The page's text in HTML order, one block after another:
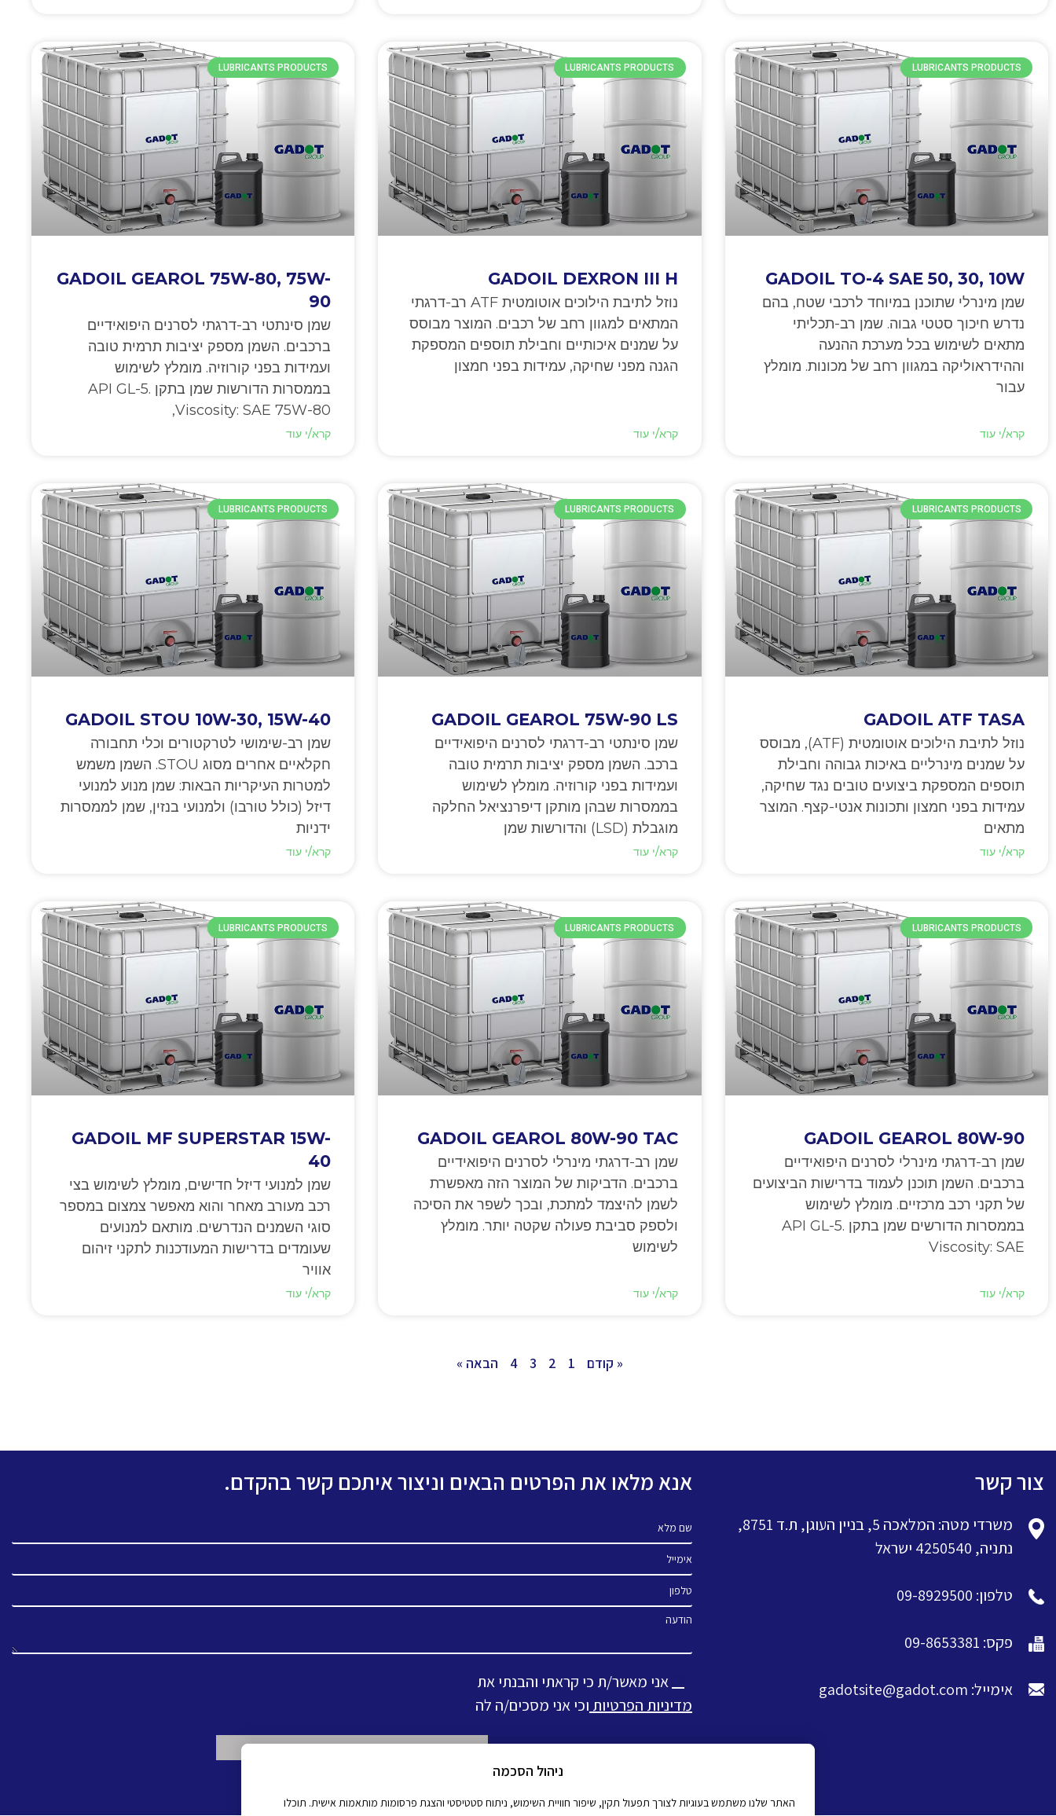
LUBRICANTS PRODUCTS
GADOIL TO-4 SAE 50, 30, 10W
שמן מינרלי שתוכנן במיוחד לרכבי שטח, בהם
נדרש חיכוך סטטי גבוה. שמן רב-תכליתי
מתאים לשימוש בכל מערכת ההנעה
וההידראוליקה במגוון רחב של מכונות. מומלץ
עבור
קרא/י עוד
LUBRICANTS PRODUCTS
GADOIL DEXRON III H
נוזל לתיבת הילוכים אוטומטית ATF רב-דרגתי
המתאים למגוון רחב של רכבים. המוצר מבוסס
על שמנים איכותיים וחבילת תוספים המספקת
הגנה מפני שחיקה, עמידות בפני חמצון
קרא/י עוד
LUBRICANTS PRODUCTS
GADOIL GEAROL 75W-80, 75W-
90
שמן סינתטי רב-דרגתי לסרנים היפואידיים
ברכבים. השמן מספק יציבות תרמית טובה
ועמידות בפני קורוזיה. מומלץ לשימוש
בממסרות הדורשות שמן בתקן API GL-5.
Viscosity: SAE 75W-80,
קרא/י עוד
LUBRICANTS PRODUCTS
GADOIL ATF TASA
נוזל לתיבת הילוכים אוטומטית (ATF), מבוסס
על שמנים מינרליים באיכות גבוהה וחבילת
תוספים המספקת ביצועים טובים נגד שחיקה,
עמידות בפני חמצון ותכונות אנטי-קצף. המוצר
מתאים
קרא/י עוד
LUBRICANTS PRODUCTS
GADOIL GEAROL 75W-90 LS
שמן סינתטי רב-דרגתי לסרנים היפואידיים
ברכב. השמן מספק יציבות תרמית טובה
ועמידות בפני קורוזיה. מומלץ לשימוש
בממסרות שבהן מותקן דיפרנציאל החלקה
מוגבלת (LSD) והדורשות שמן
קרא/י עוד
LUBRICANTS PRODUCTS
GADOIL STOU 10W-30, 15W-40
שמן רב-שימושי לטרקטורים וכלי תחבורה
חקלאיים אחרים מסוג STOU. השמן משמש
למטרות העיקריות הבאות: שמן מנוע למנועי
דיזל (כולל טורבו) ולמנועי בנזין, שמן לממסרות
ידניות
קרא/י עוד
LUBRICANTS PRODUCTS
GADOIL GEAROL 80W-90
שמן רב-דרגתי מינרלי לסרנים היפואידיים
ברכבים. השמן תוכנן לעמוד בדרישות הביצועים
של תקני רכב מרכזיים. מומלץ לשימוש
בממסרות הדורשים שמן בתקן API GL-5.
Viscosity: SAE
קרא/י עוד
LUBRICANTS PRODUCTS
GADOIL GEAROL 80W-90 TAC
שמן רב-דרגתי מינרלי לסרנים היפואידיים
ברכבים. הדביקות של המוצר הזה מאפשרת
לשמן להיצמד למתכת, ובכך לשפר את הסיכה
ולספק סביבת פעולה שקטה יותר. מומלץ
לשימוש
קרא/י עוד
LUBRICANTS PRODUCTS
GADOIL MF SUPERSTAR 15W-
40
שמן למנועי דיזל חדישים, מומלץ לשימוש בצי
רכב מעורב מאחר והוא מאפשר צמצום במספר
סוגי השמנים הנדרשים. מותאם למנועים
שעומדים בדרישות המעודכנות לתקני זיהום
אוויר
קרא/י עוד
« קודם 1
2
3
4 הבאה »
צור קשר
משרדי מטה: המלאכה 5, בניין העוגן, ת.ד 8751,
נתניה, 4250540 ישראל
טלפון: 09-8929500
פקס: 09-8653381
אימייל: gadotsite@gadot.com
אנא מלאו את הפרטים הבאים וניצור איתכם קשר בהקדם.
שם מלא
אימייל
טלפון
הודעה
אני מאשר/ת כי קראתי והבנתי את
מדיניות הפרטיות וכי אני מסכים/ה לה
ניהול הסכמה
האתר שלנו משתמש בעוגיות לצורך תפעול תקין, שיפור חוויית השימוש, ניתוח סטטיסטי והצגת פרסומות מותאמות אישית. תוכלו